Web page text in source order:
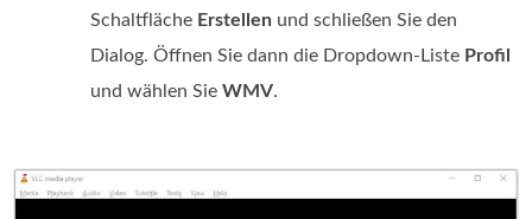
Schaltfläche Erstellen und schließen Sie den
Dialog. Öffnen Sie dann die Dropdown-Liste Profil
und wählen SieWMV.